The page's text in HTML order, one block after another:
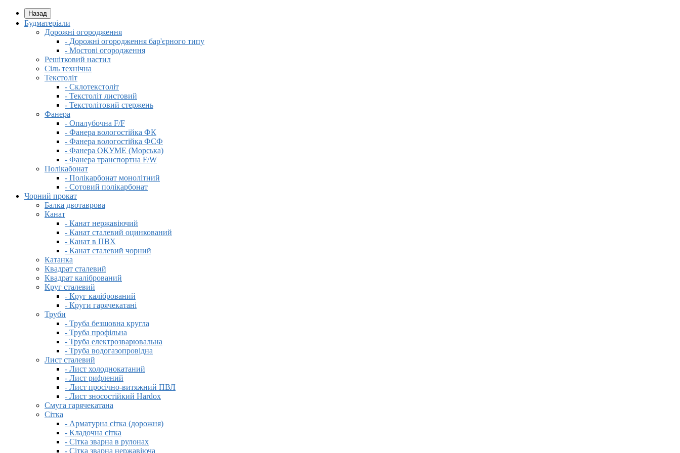
Назад
Будматеріали
Дорожні огородження
- Дорожні огородження бар'єрного типу
- Мостові огородження
Решітковий настил
Сіль технічна
Текстоліт
- Склотекстоліт
- Текстоліт листовий
- Текстолітовий стержень
Фанера
- Опалубочна F/F
- Фанера вологостійка ФК
- Фанера вологостійка ФСФ
- Фанера ОКУМЕ (Морська)
- Фанера транспортна F/W
Полікабонат
- Полікарбонат монолітний
- Сотовий полікарбонат
Чорний прокат
Балка двотаврова
Канат
- Канат нержавіючий
- Канат сталевий оцинкований
- Канат в ПВХ
- Канат сталевий чорний
Катанка
Квадрат сталевий
Квадрат калібрований
Круг сталевий
- Круг калібрований
- Круги гарячекатані
Труби
- Труба безшовна кругла
- Труба профільна
- Труба електрозварювальна
- Труба водогазопровідна
Лист сталевий
- Лист холоднокатаний
- Лист рифлений
- Лист просічно-витяжний ПВЛ
- Лист зносостійкий Hardox
Смуга гарячекатана
Сітка
- Арматурна сітка (дорожня)
- Кладочна сітка
- Сітка зварна в рулонах
- Сітка зварна нержавіюча